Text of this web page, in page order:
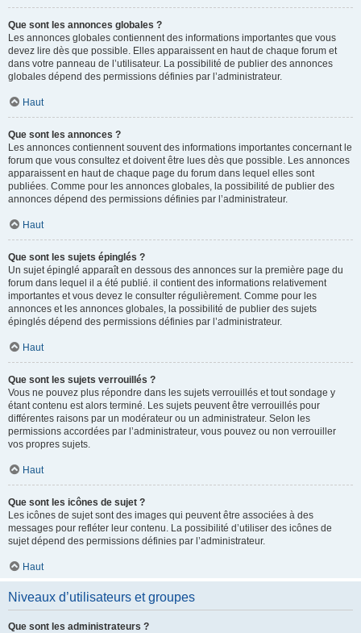
Que sont les annonces globales ?
Les annonces globales contiennent des informations importantes que vous
devez lire dès que possible. Elles apparaissent en haut de chaque forum et
dans votre panneau de l’utilisateur. La possibilité de publier des annonces
globales dépend des permissions définies par l’administrateur.
Haut
Que sont les annonces ?
Les annonces contiennent souvent des informations importantes concernant le
forum que vous consultez et doivent être lues dès que possible. Les annonces
apparaissent en haut de chaque page du forum dans lequel elles sont
publiées. Comme pour les annonces globales, la possibilité de publier des
annonces dépend des permissions définies par l’administrateur.
Haut
Que sont les sujets épinglés ?
Un sujet épinglé apparaît en dessous des annonces sur la première page du
forum dans lequel il a été publié. il contient des informations relativement
importantes et vous devez le consulter régulièrement. Comme pour les
annonces et les annonces globales, la possibilité de publier des sujets
épinglés dépend des permissions définies par l’administrateur.
Haut
Que sont les sujets verrouillés ?
Vous ne pouvez plus répondre dans les sujets verrouillés et tout sondage y
étant contenu est alors terminé. Les sujets peuvent être verrouillés pour
différentes raisons par un modérateur ou un administrateur. Selon les
permissions accordées par l’administrateur, vous pouvez ou non verrouiller
vos propres sujets.
Haut
Que sont les icônes de sujet ?
Les icônes de sujet sont des images qui peuvent être associées à des
messages pour refléter leur contenu. La possibilité d’utiliser des icônes de
sujet dépend des permissions définies par l’administrateur.
Haut
Niveaux d’utilisateurs et groupes
Que sont les administrateurs ?